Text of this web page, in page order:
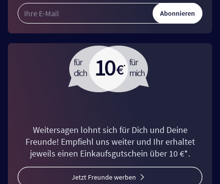
Abonnieren
Weitersagen lohnt sich für Dich und Deine
Freunde! Empfiehl uns weiter und Ihr erhaltet
jeweils einen Einkaufsgutschein über 10 €*.
Jetzt Freunde werben